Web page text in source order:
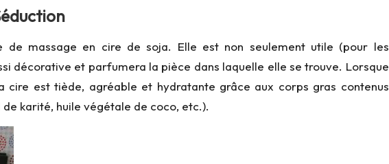
de massage en cire de soja. Elle est non seulement utile (pour les
décorative et parfumera la pièce dans laquelle elle se trouve. Lorsque
cire est tiède, agréable et hydratante grâce aux corps gras contenus
karité, huile végétale de coco, etc.).